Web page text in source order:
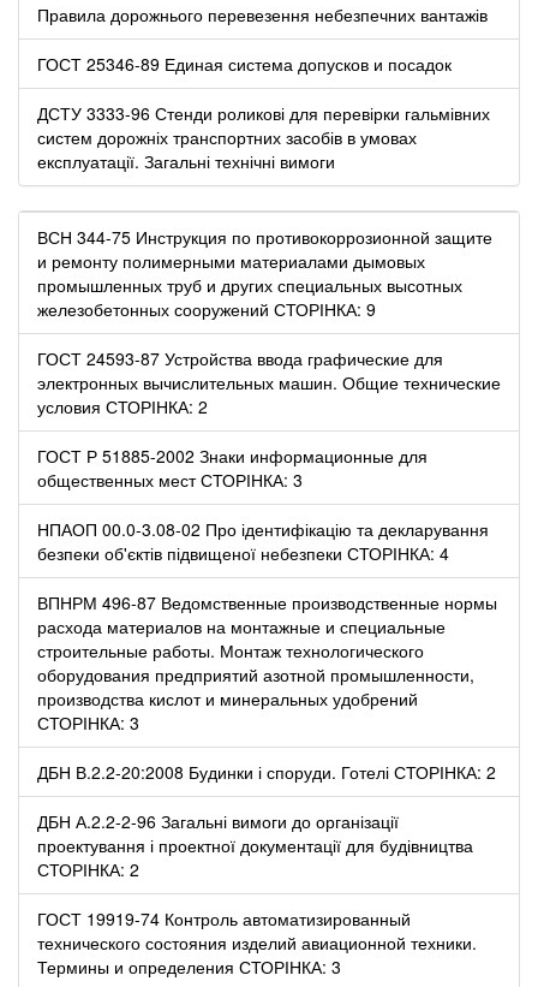
Правила дорожнього перевезення небезпечних вантажів
ГОСТ 25346-89 Единая система допусков и посадок
ДСТУ 3333-96 Стенди роликові для перевірки гальмівних
систем дорожніх транспортних засобів в умовах
експлуатації. Загальні технічні вимоги
ВСН 344-75 Инструкция по противокоррозионной защите
и ремонту полимерными материалами дымовых
промышленных труб и других специальных высотных
железобетонных сооружений СТОРІНКА: 9
ГОСТ 24593-87 Устройства ввода графические для
электронных вычислительных машин. Общие технические
условия СТОРІНКА: 2
ГОСТ Р 51885-2002 Знаки информационные для
общественных мест СТОРІНКА: 3
НПАОП 00.0-3.08-02 Про ідентифікацію та декларування
безпеки об'єктів підвищеної небезпеки СТОРІНКА: 4
ВПНРМ 496-87 Ведомственные производственные нормы
расхода материалов на монтажные и специальные
строительные работы. Монтаж технологического
оборудования предприятий азотной промышленности,
производства кислот и минеральных удобрений
СТОРІНКА: 3
ДБН В.2.2-20:2008 Будинки і споруди. Готелі СТОРІНКА: 2
ДБН А.2.2-2-96 Загальні вимоги до організації
проектування і проектної документації для будівництва
СТОРІНКА: 2
ГОСТ 19919-74 Контроль автоматизированный
технического состояния изделий авиационной техники.
Термины и определения СТОРІНКА: 3